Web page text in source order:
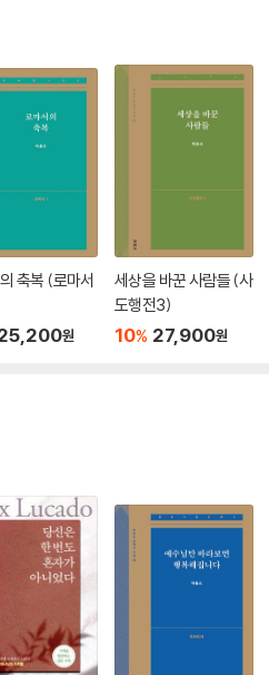
축복 (로마서
원
세상을 바꾼 사람들 (사
도행전3)
10% 27,900원